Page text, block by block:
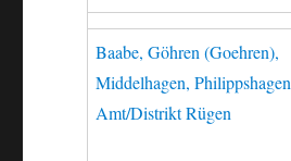
Baabe, Göhren (Goehren),
Middelhagen, Philippshagen
Amt/Distrikt Rügen